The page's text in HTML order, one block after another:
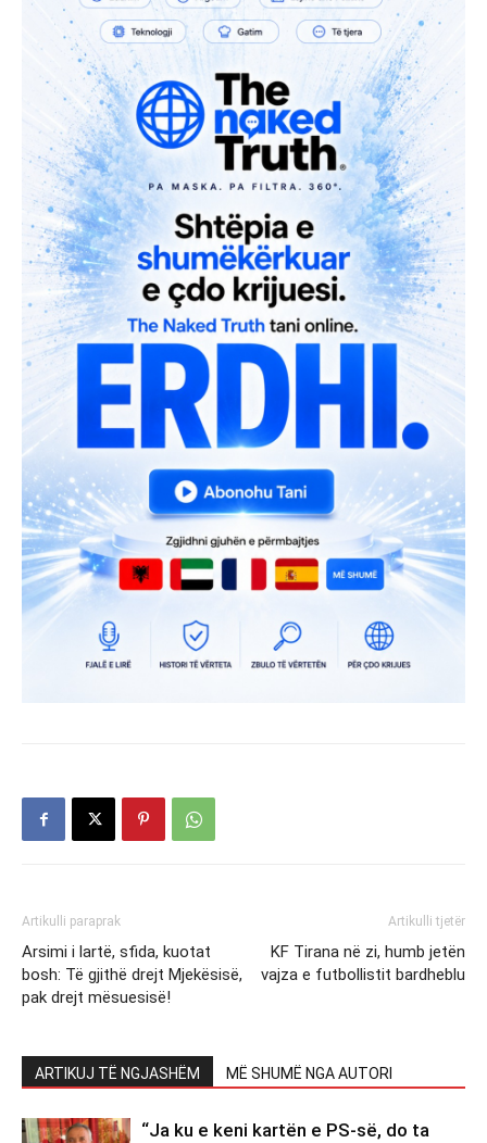
Artikulli paraprak
Arsimi i lartë, sfida, kuotat
bosh: Të gjithë drejt Mjekësisë,
pak drejt mësuesisë!
Artikulli tjetër
KF Tirana në zi, humb jetën
vajza e futbollistit bardheblu
ARTIKUJ TË NGJASHËM MË SHUMË NGA AUTORI
“Ja ku e keni kartën e PS-së, do ta